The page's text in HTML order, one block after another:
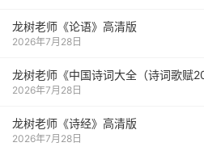
龙树老师《论语》高清版
2026年7月28日
龙树老师《中国诗词大全（诗词歌赋
2026年7月28日
龙树老师《诗经》高清版
2026年7月28日